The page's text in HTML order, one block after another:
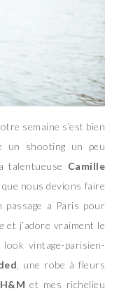
semaine s’est bien
un shooting un peu
talentueuse Camille
nous devions faire
a Paris pour
et j’adore vraiment le
vintage-parisien-
, une robe à fleurs
H&M et mes richelieu